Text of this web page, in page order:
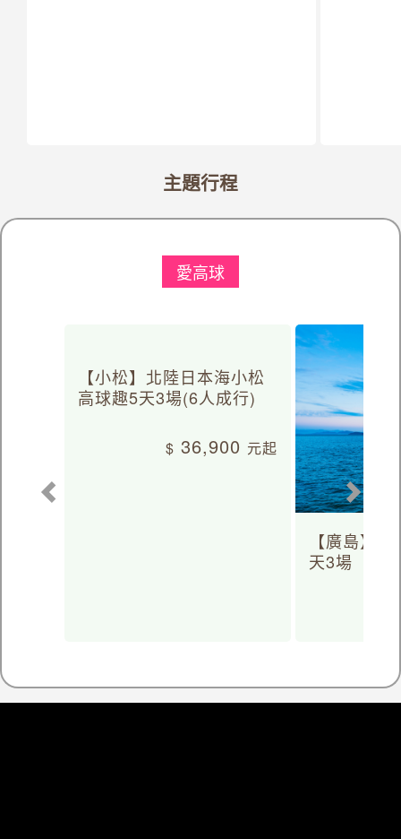
愛高球
主題行程
【小松】北陸日本海小松
高球趣5天3場(6人成行)
36,900
【廣島】
天3場